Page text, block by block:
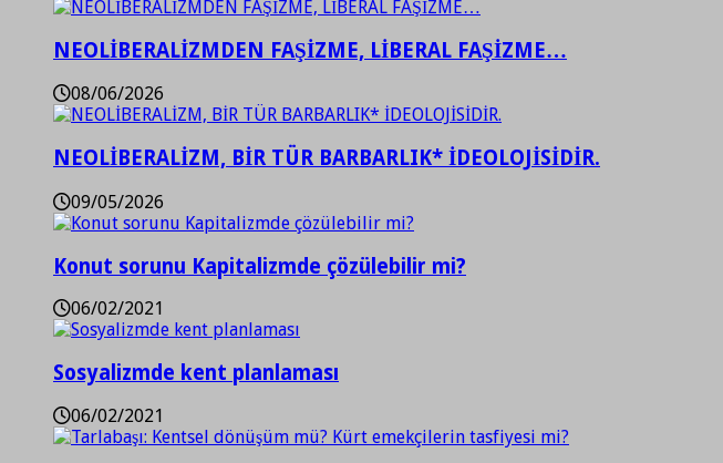
NEOLİBERALİZMDEN FAŞİZME, LİBERAL FAŞİZME…
08/06/2026
NEOLİBERALİZM, BİR TÜR BARBARLIK* İDEOLOJİSİDİR.
09/05/2026
Konut sorunu Kapitalizmde çözülebilir mi?
06/02/2021
Sosyalizmde kent planlaması
06/02/2021